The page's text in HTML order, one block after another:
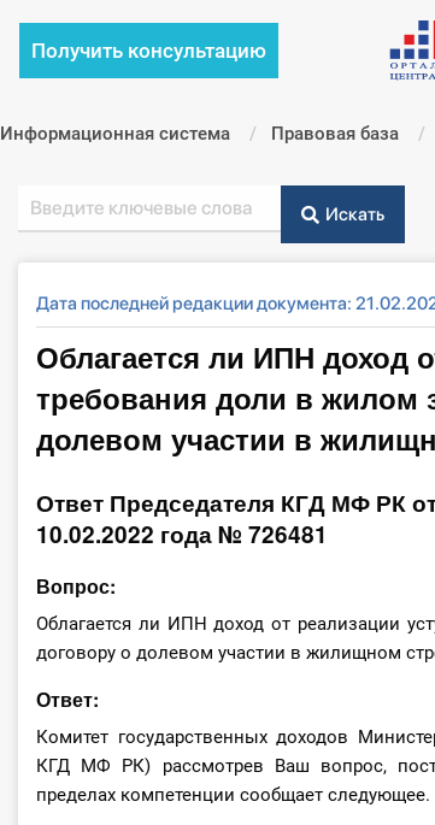
Получить консультацию
Информационная система Правовая база
Искать
Дата последней редакции документа:
Облагается ли ИПН доход
требования доли в жилом
долевом участии в
Ответ Председателя КГД МФ РК
10.02.2022 года № 726481
Вопрос:
Облагается ли ИПН доход от реализации
договору о долевом участии в жилищном
Ответ:
Комитет государственных доходов
КГД МФ РК) рассмотрев Ваш вопрос,
пределах компетенции сообщает следующее.